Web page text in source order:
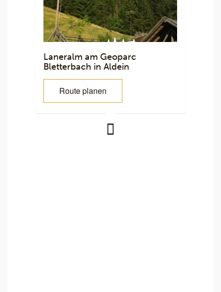
Laneralm am Geoparc
Bletterbach in Aldein
Route planen